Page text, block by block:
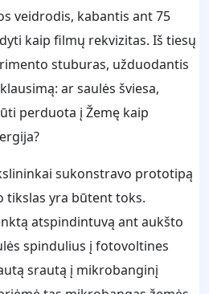
veidrodis, kabantis ant 75
kaip filmų rekvizitas. Iš tiesų
stuburas, užduodantis
ar saulės šviesa,
perduota į Žemę kaip
sukonstravo prototipą
tikslas yra būtent toks.
atspindintuvą ant aukšto
spindulius į fotovoltines
srautą į mikrobanginį